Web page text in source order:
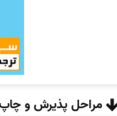
مراحل پذیرش و